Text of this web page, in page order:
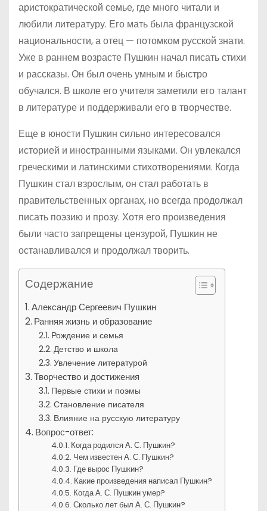
аристократической семье, где много читали и
любили литературу. Его мать была французской
национальности, а отец — потомком русской знати.
Уже в раннем возрасте Пушкин начал писать стихи
и рассказы. Он был очень умным и быстро
обучался. В школе его учителя заметили его талант
в литературе и поддерживали его в творчестве.
Еще в юности Пушкин сильно интересовался
историей и иностранными языками. Он увлекался
греческими и латинскими стихотворениями. Когда
Пушкин стал взрослым, он стал работать в
правительственных органах, но всегда продолжал
писать поэзию и прозу. Хотя его произведения
были часто запрещены цензурой, Пушкин не
останавливался и продолжал творить.
Содержание
Александр Сергеевич Пушкин
Ранняя жизнь и образование
Рождение и семья
Детство и школа
Увлечение литературой
Творчество и достижения
Первые стихи и поэмы
Становление писателя
Влияние на русскую литературу
Вопрос-ответ:
Когда родился А. С. Пушкин?
Чем известен А. С. Пушкин?
Где вырос Пушкин?
Какие произведения написал Пушкин?
Когда А. С. Пушкин умер?
Сколько лет был А. С. Пушкин?